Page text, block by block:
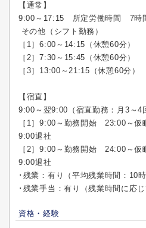
【通常】
9:00～17:15 所定労働時間 7時
その他（シフト勤務）
［1］6:00～14:15（休憩60分）
［2］7:30～15:45（休憩60分）
［3］13:00～21:15（休憩60分）
【宿直】
9:00～翌9:00（宿直勤務：月3～
［1］9:00～勤務開始 23:00～
9:00退社
［2］9:00～勤務開始 24:00～
9:00退社
･残業：有り（平均残業時間：10時
･残業手当：有り（残業時間に応じ
資格・経験